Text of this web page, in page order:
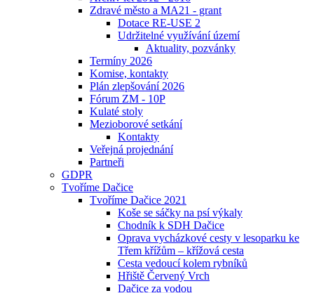
Zdravé město a MA21 - grant
Dotace RE-USE 2
Udržitelné využívání území
Aktuality, pozvánky
Termíny 2026
Komise, kontakty
Plán zlepšování 2026
Fórum ZM - 10P
Kulaté stoly
Mezioborové setkání
Kontakty
Veřejná projednání
Partneři
GDPR
Tvoříme Dačice
Tvoříme Dačice 2021
Koše se sáčky na psí výkaly
Chodník k SDH Dačice
Oprava vycházkové cesty v lesoparku ke
Třem křížům – křížová cesta
Cesta vedoucí kolem rybníků
Hřiště Červený Vrch
Dačice za vodou